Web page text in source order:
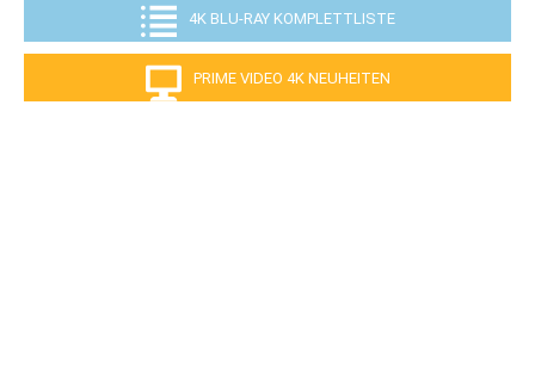
4K BLU-RAY KOMPLETTLISTE
PRIME VIDEO 4K NEUHEITEN